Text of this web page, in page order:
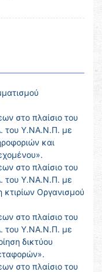
στο πλαίσιο του
του Υ.ΝΑ.Ν.Π. με
και
στο πλαίσιο του
του Υ.ΝΑ.Ν.Π. με
κτιρίων Οργανισμού
στο πλαίσιο του
του Υ.ΝΑ.Ν.Π. με
δικτύου
στο πλαίσιο του